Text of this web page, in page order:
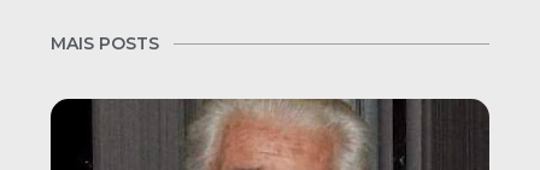
MAIS POSTS